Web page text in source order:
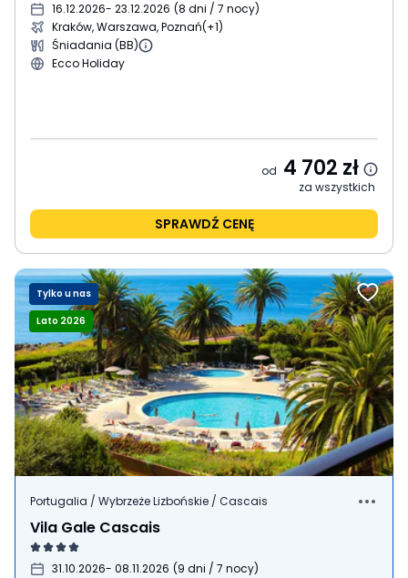
16.12.2026- 23.12.2026 (8 dni / 7 nocy)
Kraków, Warszawa, Poznań(+1)
Śniadania (BB)
Ecco Holiday
od 4 702 zł
za wszystkich
SPRAWDŹ CENĘ
Tylko u nas
Lato 2026
Portugalia / Wybrzeże Lizbońskie / Cascais
Vila Gale Cascais
31.10.2026- 08.11.2026 (9 dni / 7 nocy)